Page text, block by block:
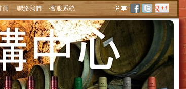
頁 ‧聯絡我們 ‧客服系統